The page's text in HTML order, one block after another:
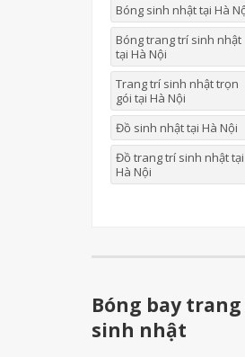
Bóng sinh nhật tại Hà
Bóng trang trí sinh nhật
tại Hà Nội
Trang trí sinh nhật trọn
gói tại Hà Nội
Đồ sinh nhật tại Hà Nội
Đồ trang trí sinh nhật tại
Hà Nội
Bóng bay
sinh nhật